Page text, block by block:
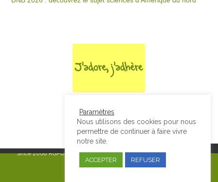
Since 2008RGPD & Mentions Légales|Designed by Studio Thil - Site
internet - Charte graphique
Paramètres
Nous utilisons des cookies pour nous
permettre de continuer à faire vivre
notre site.
ACCEPTER REFUSER